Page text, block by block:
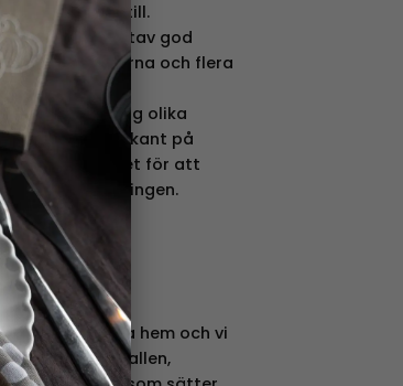
av oss känner till.
är utav god
kopparna och flera
för vår
Merchandising olika
sätter guldkant på
retroburk istället för att
plastförpackningen.
svenska hem och vi
I köket, hallen,